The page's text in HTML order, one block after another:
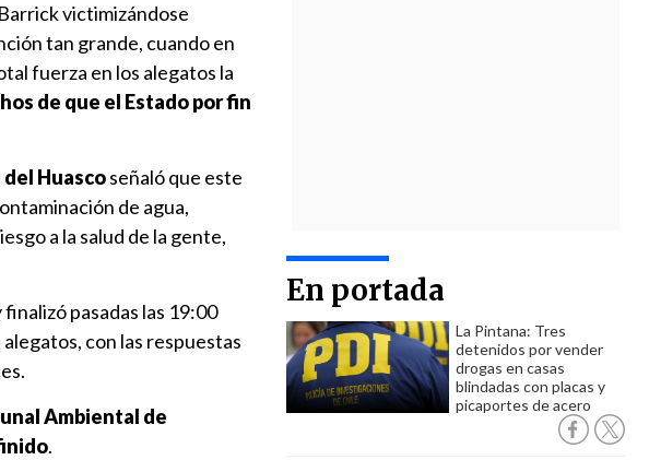
En portada
La Pintana: Tres
detenidos por vender
drogas en casas
blindadas con placas y
picaportes de acero
victimizándose
tan grande, cuando en
fuerza en los alegatos la
de que el Estado por fin
Huascoseñaló que este
de agua,
a la salud de la gente,
pasadas las 19:00
con las respuestas
Ambiental de
.